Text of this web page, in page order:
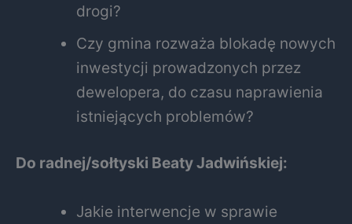
drogi?
Czy gmina rozważa blokadę nowych
inwestycji prowadzonych przez
dewelopera, do czasu naprawienia
istniejących problemów?
Do radnej/sołtyski Beaty Jadwińskiej:
Jakie interwencje w sprawie